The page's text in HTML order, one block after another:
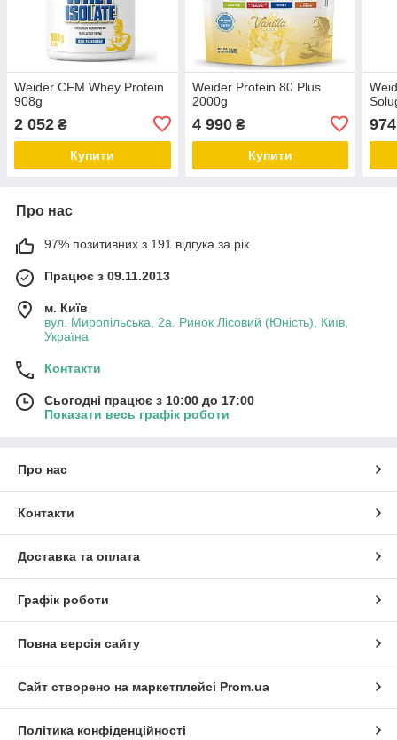
Weider CFM Whey Protein
908g
2 052 ₴
Купити
Weider Protein 80 Plus
2000g
4 990₴
Купити
974
Про нас
97% позитивних з 191 відгука за рік
Працює з 09.11.2013
м. Київ
вул. Миропільська, 2а. Ринок Лісовий (Юність), Київ,
Україна
Контакти
Сьогодні працює з 10:00 до 17:00
Показати весь графік роботи
Про нас
Контакти
Доставка та оплата
Графік роботи
Повна версія сайту
Сайт створено на маркетплейсі Prom.ua
Політика конфіденційності